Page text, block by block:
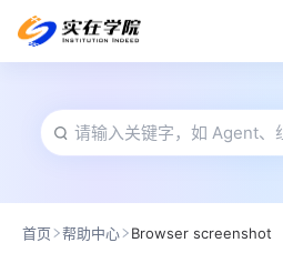
首页 帮助中心 Browser screenshot